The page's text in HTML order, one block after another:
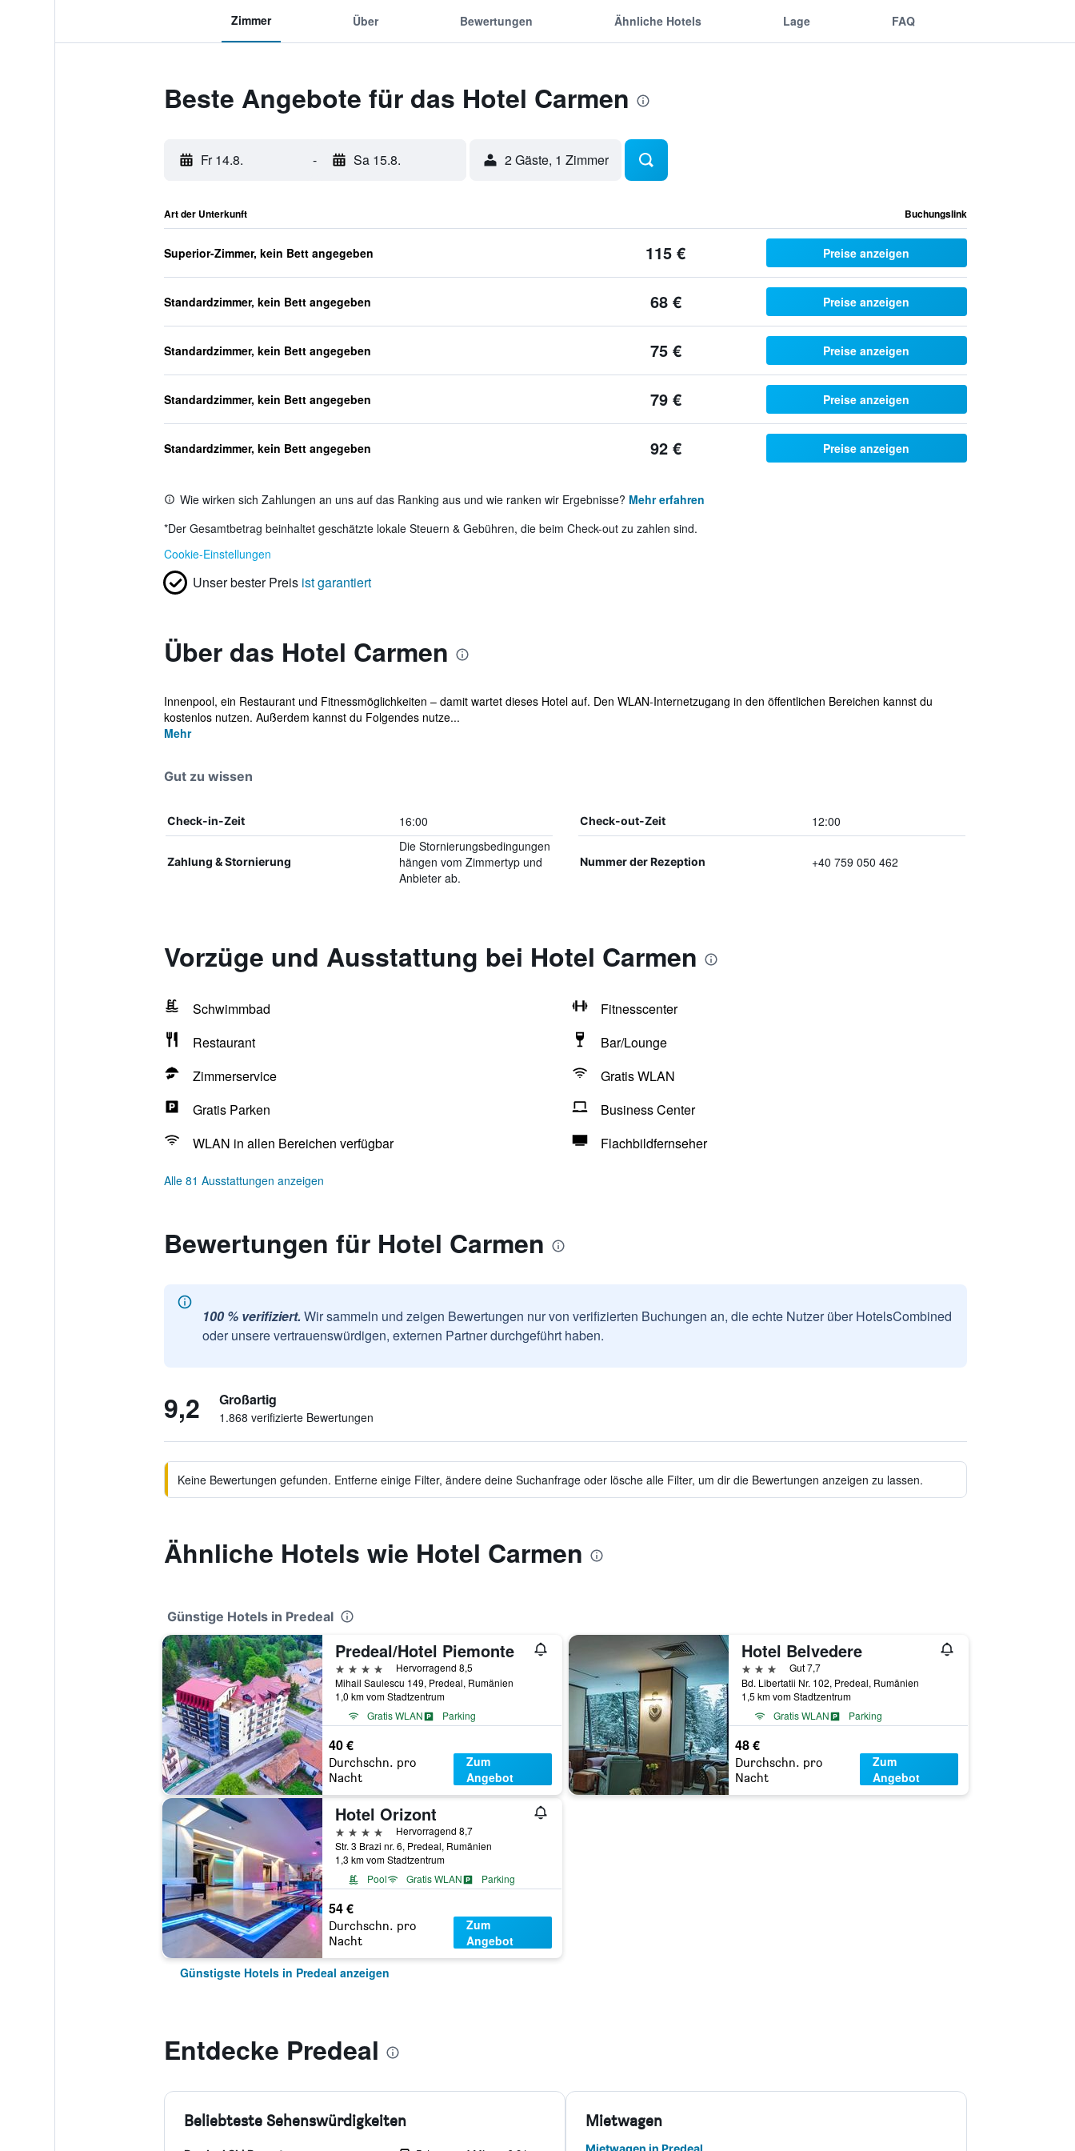
Zimmer Über Bewertungen Ähnliche Hotels Lage FAQ
Beste Angebote für das Hotel Carmen
Fr 14.8. - Sa 15.8. 2 Gäste, 1 Zimmer
Art der Unterkunft Buchungslink
Superior-Zimmer, kein Bett angegeben 115 € Preise anzeigen
Standardzimmer, kein Bett angegeben 68 € Preise anzeigen
Standardzimmer, kein Bett angegeben 75 € Preise anzeigen
Standardzimmer, kein Bett angegeben 79 € Preise anzeigen
Standardzimmer, kein Bett angegeben 92 € Preise anzeigen
Wie wirken sich Zahlungen an uns auf das Ranking aus und wie ranken wir Ergebnisse? Mehr erfahren
*Der Gesamtbetrag beinhaltet geschätzte lokale Steuern & Gebühren, die beim Check-out zu zahlen sind.
Cookie-Einstellungen
Unser bester Preis ist garantiert
Über das Hotel Carmen
Innenpool, ein Restaurant und Fitnessmöglichkeiten – damit wartet dieses Hotel auf. Den WLAN-Internetzugang in den öffentlichen Bereichen kannst du
kostenlos nutzen. Außerdem kannst du Folgendes nutze...
Mehr
Gut zu wissen
Check-in-Zeit 16:00 Check-out-Zeit 12:00
Zahlung & Stornierung
Die Stornierungsbedingungen
hängen vom Zimmertyp und
Anbieter ab.
Nummer der Rezeption +40 759 050 462
Vorzüge und Ausstattung bei Hotel Carmen
Schwimmbad
Fitnesscenter
Restaurant
Bar/Lounge
Zimmerservice
Gratis WLAN
Gratis Parken
Business Center
WLAN in allen Bereichen verfügbar
Flachbildfernseher
Alle 81 Ausstattungen anzeigen
Bewertungen für Hotel Carmen
100 % verifiziert. Wir sammeln und zeigen Bewertungen nur von verifizierten Buchungen an, die echte Nutzer über HotelsCombined
oder unsere vertrauenswürdigen, externen Partner durchgeführt haben.
9,2 Großartig
1.868 verifizierte Bewertungen
Keine Bewertungen gefunden. Entferne einige Filter, ändere deine Suchanfrage oder lösche alle Filter, um dir die Bewertungen anzeigen zu lassen.
Ähnliche Hotels wie Hotel Carmen
Günstige Hotels in Predeal
Predeal/Hotel Piemonte
4 Sterne
Hervorragend 8,5
Mihail Saulescu 149, Predeal, Rumänien
1,0 km vom Stadtzentrum
Gratis WLAN
Parking
40 €
Durchschn. pro
Nacht
Zum
Angebot
Hotel Belvedere
3 Sterne
Gut 7,7
Bd. Libertatii Nr. 102, Predeal, Rumänien
1,5 km vom Stadtzentrum
Gratis WLAN
Parking
48 €
Durchschn. pro
Nacht
Zum
Angebot
Hotel Orizont
4 Sterne
Hervorragend 8,7
Str. 3 Brazi nr. 6, Predeal, Rumänien
1,3 km vom Stadtzentrum
Pool
Gratis WLAN Parking
54 €
Durchschn. pro
Nacht
Zum
Angebot
Günstigste Hotels in Predeal anzeigen
Entdecke Predeal
Beliebteste Sehenswürdigkeiten Mietwagen
Mietwagen in Predeal